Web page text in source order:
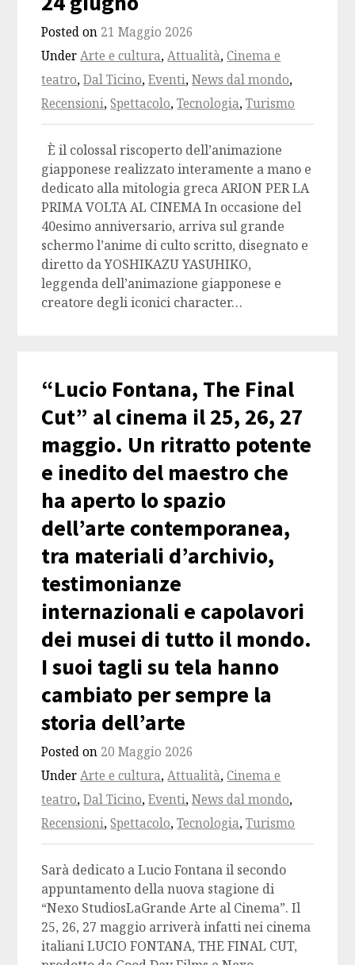
Posted on 21 Maggio 2026
UnderArte e cultura,Attualità,Cinema e
teatro,Dal Ticino,Eventi,News dal mondo,
Recensioni,Spettacolo,Tecnologia,Turismo
È il colossal riscoperto dell’animazione
giapponese realizzato interamente a mano e
dedicato alla mitologia greca ARION PER LA
PRIMA VOLTA AL CINEMA In occasione del
40esimo anniversario, arriva sul grande
schermo l’anime di culto scritto, disegnato e
diretto da YOSHIKAZU YASUHIKO,
leggenda dell’animazione giapponese e
creatore degli iconici character…
“Lucio Fontana, The Final
Cut” al cinema il 25, 26, 27
maggio. Un ritratto potente
e inedito del maestro che
ha aperto lo spazio
dell’arte contemporanea,
tra materiali d’archivio,
testimonianze
internazionali e capolavori
dei musei di tutto il mondo.
I suoi tagli su tela hanno
cambiato per sempre la
storia dell’arte
Posted on 20 Maggio 2026
UnderArte e cultura,Attualità,Cinema e
teatro,Dal Ticino,Eventi,News dal mondo,
Recensioni,Spettacolo,Tecnologia,Turismo
Sarà dedicato a Lucio Fontana il secondo
appuntamento della nuova stagione di
“Nexo StudiosLaGrande Arte al Cinema”. Il
25, 26, 27 maggio arriverà infatti nei cinema
italiani LUCIO FONTANA, THE FINAL CUT,